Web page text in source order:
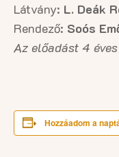
Látvány: L. Deák
Rendező: Soós
Az előadást 4
Hozzáadom a